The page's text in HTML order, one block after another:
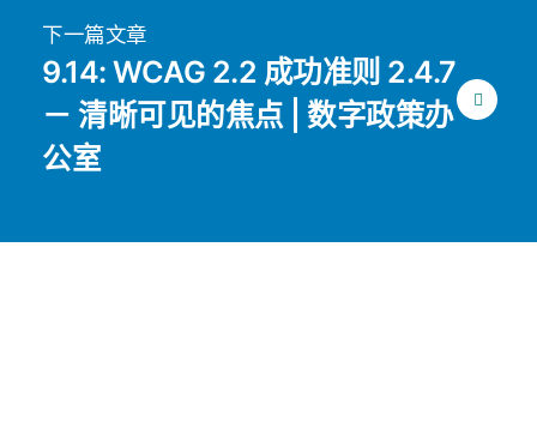
下一篇文章
9.14: WCAG 2.2 成功准则 2.4.7
－ 清晰可见的焦点 | 数字政策办
公室